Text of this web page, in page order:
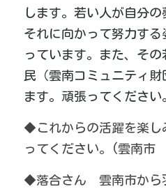
します。若い人が自分の
それに向かって努力す
っています。また、そ
民（雲南コミュニティ
ます。頑張ってくださ
◆これからの活躍を楽し
ってください。(雲南市
◆落合さん　雲南市から